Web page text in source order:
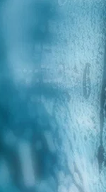
für eine
auf der IFAT